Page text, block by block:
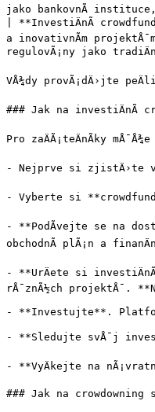
jako bankovnÃ­ instituce,
| **InvestiÄnÃ­
a inovativnÃ­m
regulovÃ¡ny jako
VÅ¾dy provÃ¡dÄ›jte
### Jak na investiÄnÃ­
Pro zaÄÃ¡teÄnÃ­ky
- Nejprve si zjistÄ›te
- Vyberte si
- **PodÃ­vejte se na
obchodnÃ­ plÃ¡n a
- **UrÄete si
rÅ¯znÃ½ch projektÅ¯.
- **Investujte**.
- **Sledujte svÅ¯j
- **VyÄkejte na
### Jak na crowdowning